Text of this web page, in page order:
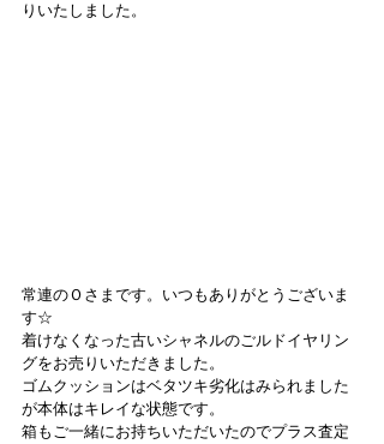
りいたしました。
常連のＯさまです。いつもありがとうございま
す☆
着けなくなった古いシャネルのごルドイヤリン
グをお売りいただきました。
ゴムクッションはベタツキ劣化はみられました
が本体はキレイな状態です。
箱もご一緒にお持ちいただいたのでプラス査定